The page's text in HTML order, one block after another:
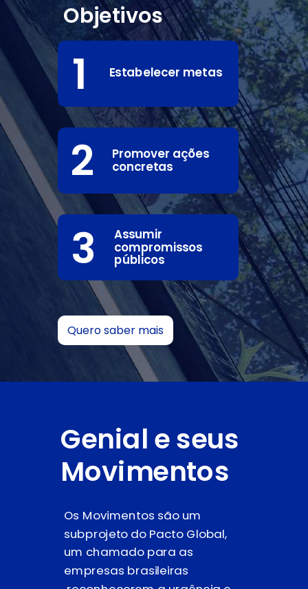
Genial e seus
Movimentos
Os Movimentos são um
subprojeto do Pacto Global,
um chamado para as
empresas brasileiras
Quero saber mais
Estabelecer metas
1
Objetivos
Promover ações
concretas
2
Assumir
compromissos
públicos
3